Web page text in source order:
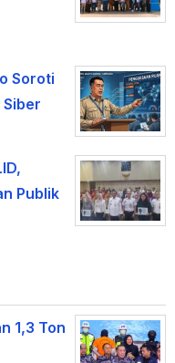
Soroti
Publik
1,3 Ton